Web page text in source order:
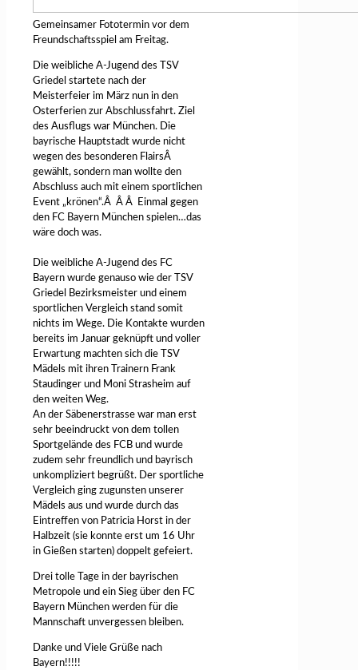
Gemeinsamer Fototermin vor dem
Freundschaftsspiel am Freitag.
Die weibliche A-Jugend des TSV
Griedel startete nach der
Meisterfeier im März nun in den
Osterferien zur Abschlussfahrt. Ziel
des Ausflugs war München. Die
bayrische Hauptstadt wurde nicht
wegen des besonderen FlairsÂ
gewählt, sondern man wollte den
Abschluss auch mit einem sportlichen
Event „krönen“.Â Â Â Einmal gegen
den FC Bayern München spielen…das
wäre doch was.
Die weibliche A-Jugend des FC
Bayern wurde genauso wie der TSV
Griedel Bezirksmeister und einem
sportlichen Vergleich stand somit
nichts im Wege. Die Kontakte wurden
bereits im Januar geknüpft und voller
Erwartung machten sich die TSV
Mädels mit ihren Trainern Frank
Staudinger und Moni Strasheim auf
den weiten Weg.
An der Säbenerstrasse war man erst
sehr beeindruckt von dem tollen
Sportgelände des FCB und wurde
zudem sehr freundlich und bayrisch
unkompliziert begrüßt. Der sportliche
Vergleich ging zugunsten unserer
Mädels aus und wurde durch das
Eintreffen von Patricia Horst in der
Halbzeit (sie konnte erst um 16 Uhr
in Gießen starten) doppelt gefeiert.
Drei tolle Tage in der bayrischen
Metropole und ein Sieg über den FC
Bayern München werden für die
Mannschaft unvergessen bleiben.
Danke und Viele Grüße nach
Bayern!!!!!